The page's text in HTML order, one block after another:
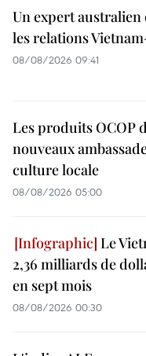
Un expert
les relations
08/08/2026 09:41
Les produits OCOP
nouveaux
culture locale
08/08/2026 05:00
Le
2,36 milliards de
en sept mois
08/08/2026 00:30